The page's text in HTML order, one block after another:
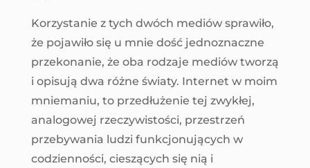
Korzystanie z tych dwóch mediów sprawiło,
że pojawiło się u mnie dość jednoznaczne
przekonanie, że oba rodzaje mediów tworzą
i opisują dwa różne światy. Internet w moim
mniemaniu, to przedłużenie tej zwykłej,
analogowej rzeczywistości, przestrzeń
przebywania ludzi funkcjonujących w
codzienności, cieszących się nią i